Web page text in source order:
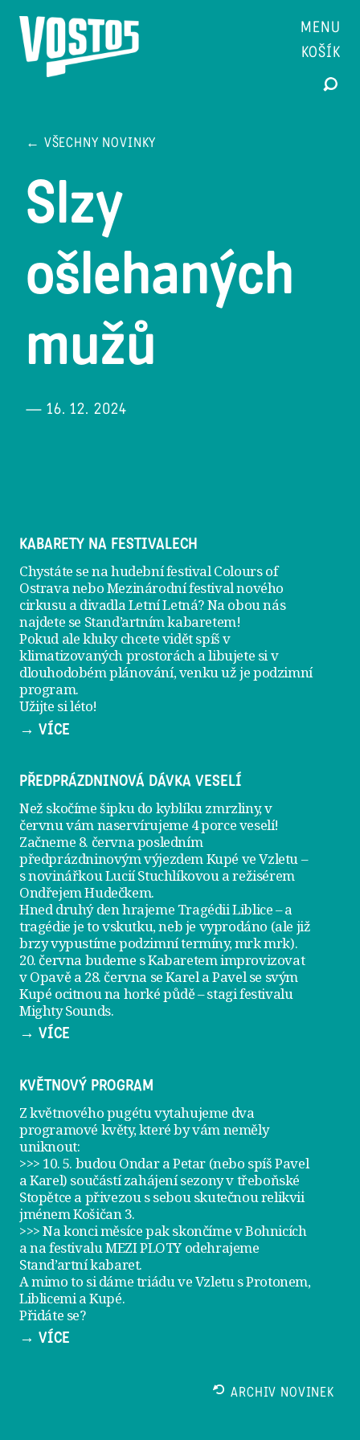
MENU
KOŠÍK
← VŠECHNY NOVINKY
Slzy
ošlehaných
mužů
— 16. 12. 2024
KABARETY NA FESTIVALECH
Chystáte se na hudební festival Colours of
Ostrava nebo Mezinárodní festival nového
cirkusu a divadla Letní Letná? Na obou nás
najdete se Stand’artním kabaretem!
Pokud ale kluky chcete vidět spíš v
klimatizovaných prostorách a libujete si v
dlouhodobém plánování, venku už jepodzimní
program.
Užijte si léto!
→ VÍCE
PŘEDPRÁZDNINOVÁ DÁVKA VESELÍ
Než skočíme šipku do kyblíku zmrzliny, v
červnu vám naservírujeme 4 porce veselí!
Začneme 8. června posledním
předprázdninovým výjezdemKupé ve Vzletu–
s novinářkou Lucií Stuchlíkovou a režisérem
Ondřejem Hudečkem.
Hned druhý den hrajeme Tragédii Liblice– a
tragédie je to vskutku, neb je vyprodáno (ale již
brzy vypustíme podzimní termíny, mrk mrk).
20. června budeme s Kabaretem improvizovat
v Opavě a 28. června se Karel a Pavel se svým
Kupé ocitnou na horké půdě – stagi festivalu
Mighty Sounds.
→ VÍCE
KVĚTNOVÝ PROGRAM
Z květnového pugétu vytahujeme dva
programové květy, které by vám neměly
uniknout:
>>> 10. 5. budou Ondar a Petar (nebo spíš Pavel
a Karel) součástí zahájení sezony vtřeboňské
Stopětce a přivezou s sebou skutečnou relikvii
jménemKošičan 3.
>>> Na konci měsíce pak skončíme v Bohnicích
a na festivaluMEZI PLOTY odehrajeme
Stand’artní kabaret.
A mimo to si dámetriádu ve Vzletu s Protonem,
Liblicemi a Kupé.
Přidáte se?
→ VÍCE
ARCHIV NOVINEK